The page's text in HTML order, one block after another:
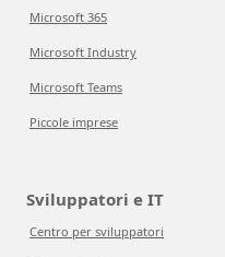
Microsoft 365
Microsoft Industry
Microsoft Teams
Piccole imprese
Sviluppatori e IT
Centro per sviluppatori